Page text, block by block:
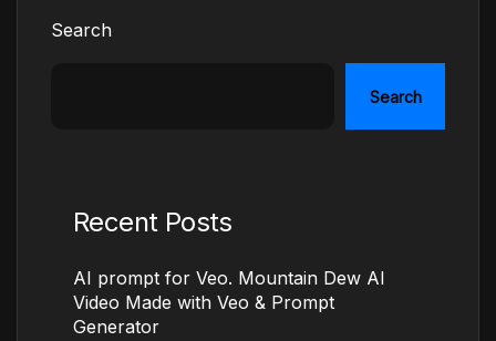
Search
Search
Recent Posts
AI prompt for Veo. Mountain Dew AI
Video Made with Veo & Prompt
Generator